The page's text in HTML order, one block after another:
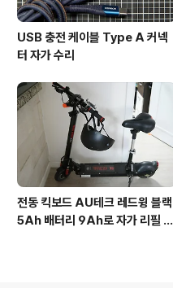
USB 충전 케이블 Type A 커넥
터 자가 수리
전동 킥보드 AU테크 레드윙 블랙
5Ah 배터리 9Ah로 자가 리필 교